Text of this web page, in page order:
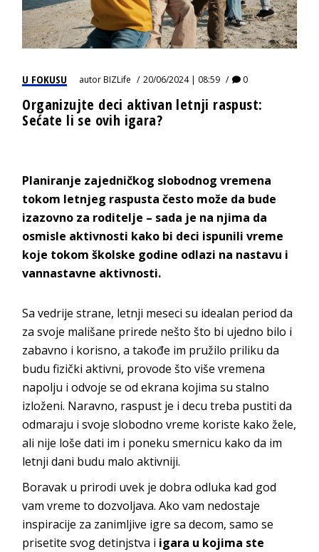
U FOKUSU autorBIZLife 20/06/2024 | 08:59 0
Organizujte deci aktivan letnji raspust:
Sećate li se ovih igara?
Planiranje zajedničkog slobodnog vremena
tokom letnjeg raspusta često može da bude
izazovno za roditelje – sada je na njima da
osmisle aktivnosti kako bi deci ispunili vreme
koje tokom školske godine odlazi na nastavu i
vannastavne aktivnosti.
Sa vedrije strane, letnji meseci su idealan period da
za svoje mališane prirede nešto što bi ujedno bilo i
zabavno i korisno, a takođe im pružilo priliku da
budu fizički aktivni, provode što više vremena
napolju i odvoje se od ekrana kojima su stalno
izloženi. Naravno, raspust je i decu treba pustiti da
odmaraju i svoje slobodno vreme koriste kako žele,
ali nije loše dati im i poneku smernicu kako da im
letnji dani budu malo aktivniji.
Boravak u prirodi uvek je dobra odluka kad god
vam vreme to dozvoljava. Ako vam nedostaje
inspiracije za zanimljive igre sa decom, samo se
prisetite svog detinjstva i igara u kojima ste